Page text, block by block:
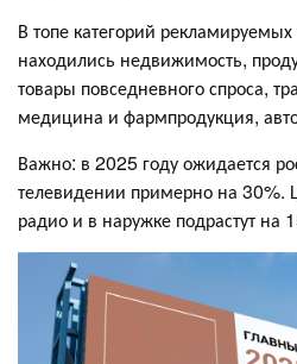
В топе категорий рекламируемых
находились недвижимость,
товары повседневного спроса,
медицина и фармпродукция,
Важно: в 2025 году ожидается
телевидении примерно на
радио и в наружке подрастут на